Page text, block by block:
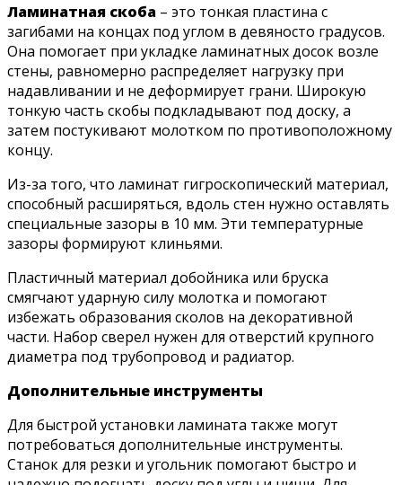
Ламинатная скоба – это тонкая пластина с
загибами на концах под углом в девяносто градусов.
Она помогает при укладке ламинатных досок возле
стены, равномерно распределяет нагрузку при
надавливании и не деформирует грани. Широкую
тонкую часть скобы подкладывают под доску, а
затем постукивают молотком по противоположному
концу.
Из-за того, что ламинат гигроскопический материал,
способный расширяться, вдоль стен нужно оставлять
специальные зазоры в 10 мм. Эти температурные
зазоры формируют клиньями.
Пластичный материал добойника или бруска
смягчают ударную силу молотка и помогают
избежать образования сколов на декоративной
части. Набор сверел нужен для отверстий крупного
диаметра под трубопровод и радиатор.
Дополнительные инструменты
Для быстрой установки ламината также могут
потребоваться дополнительные инструменты.
Станок для резки и угольник помогают быстро и